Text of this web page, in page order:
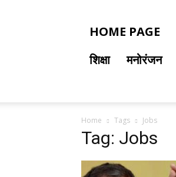
HOME PAGE
शिक्षा
मनोरंजन
Home Tags Jobs
Tag: Jobs